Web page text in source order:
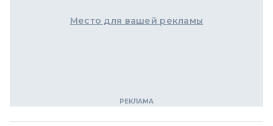
Место для вашей рекламы